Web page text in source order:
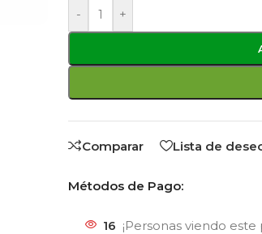
- +
Comparar Lista de
Métodos de Pago:
16 ¡Personas viendo